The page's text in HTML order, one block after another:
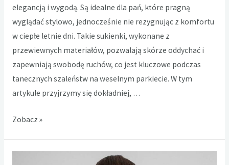
elegancją i wygodą. Są idealne dla pań, które pragną
wyglądać stylowo, jednocześnie nie rezygnując z komfortu
w ciepłe letnie dni. Takie sukienki, wykonane z
przewiewnych materiałów, pozwalają skórze oddychać i
zapewniają swobodę ruchów, co jest kluczowe podczas
tanecznych szaleństw na weselnym parkiecie. W tym
artykule przyjrzymy się dokładniej, …
Zwiewne
Zobacz »